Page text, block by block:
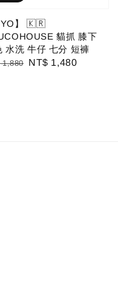
】 🇰🇷
貓抓 膝下
水洗 牛仔 七分 短褲
1,880
Sale
NT$ 1,480